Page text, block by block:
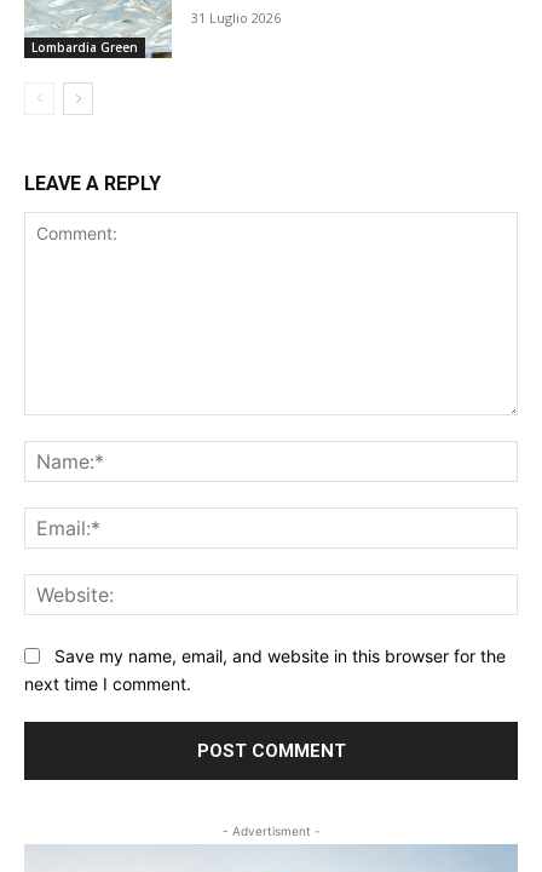
Lombardia Green
31 Luglio 2026
LEAVE A REPLY
Save my name, email, and website in this browser for the
next time I comment.
- Advertisment -